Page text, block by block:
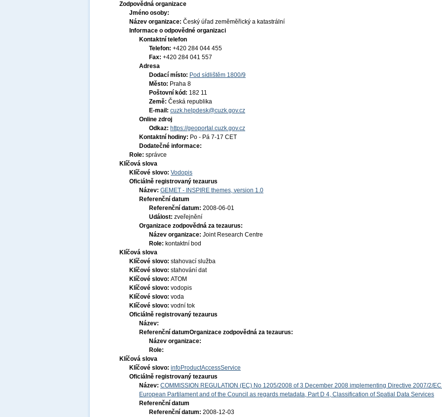
Zodpovědná organizace
Jméno osoby:
Název organizace: Český úřad zeměměřický a katastrální
Informace o odpovědné organizaci
Kontaktní telefon
Telefon: +420 284 044 455
Fax: +420 284 041 557
Adresa
Dodací místo: Pod sídlištěm 1800/9
Město: Praha 8
Poštovní kód: 182 11
Země: Česká republika
E-mail: cuzk.helpdesk@cuzk.gov.cz
Online zdroj
Odkaz: https://geoportal.cuzk.gov.cz
Kontaktní hodiny: Po - Pá 7-17 CET
Dodatečné informace:
Role: správce
Klíčová slova
Klíčové slovo: Vodopis
Oficiálně registrovaný tezaurus
Název: GEMET - INSPIRE themes, version 1.0
Referenční datum
Referenční datum: 2008-06-01
Událost: zveřejnění
Organizace zodpovědná za tezaurus:
Název organizace: Joint Research Centre
Role: kontaktní bod
Klíčová slova
Klíčové slovo: stahovací služba
Klíčové slovo: stahování dat
Klíčové slovo: ATOM
Klíčové slovo: vodopis
Klíčové slovo: voda
Klíčové slovo: vodní tok
Oficiálně registrovaný tezaurus
Název:
Referenční datumOrganizace zodpovědná za tezaurus:
Název organizace:
Role:
Klíčová slova
Klíčové slovo: infoProductAccessService
Oficiálně registrovaný tezaurus
Název: COMMISSION REGULATION (EC) No 1205/2008 of 3 December 2008 implementing Directive 2007/2/EC
European Partilament and of the Council as regards metadata, Part D 4, Classification of Spatial Data Services
Referenční datum
Referenční datum: 2008-12-03